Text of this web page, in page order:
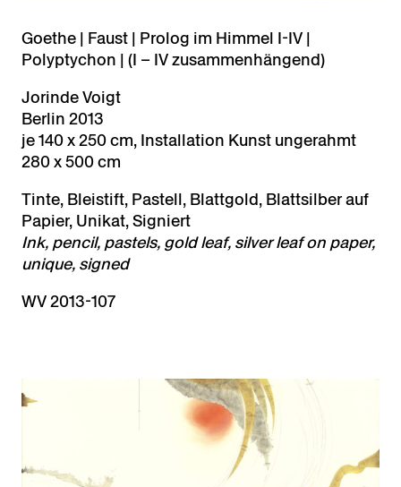
Goethe | Faust | Prolog im Himmel I-IV |
Polyptychon | (I – IV zusammenhängend)
Jorinde Voigt
Berlin 2013
je 140 x 250 cm, Installation Kunst ungerahmt
280 x 500 cm
Tinte, Bleistift, Pastell, Blattgold, Blattsilber auf
Papier, Unikat, Signiert
Ink, pencil, pastels, gold leaf, silver leaf on paper,
unique, signed
WV 2013-107